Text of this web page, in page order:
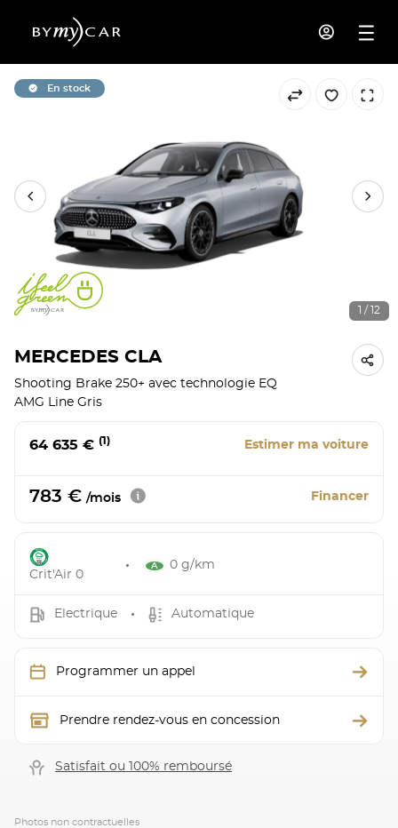
En stock
1 / 12
MERCEDES CLA
Shooting Brake 250+ avec technologie EQ
AMG Line Gris
64 635 € (1) Estimer ma voiture
783 € /mois Financer
Crit'Air 0
0 g/km
Electrique Automatique
Programmer un appel
Prendre rendez-vous en concession
Satisfait ou 100% remboursé
Photos non contractuelles